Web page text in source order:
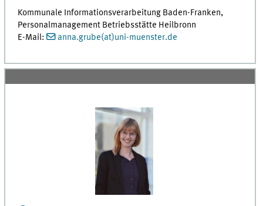
Kommunale Informationsverarbeitung Baden-Franken,
Personalmanagement Betriebsstätte Heilbronn
E-Mail:
anna.grube(at)uni-muenster.de